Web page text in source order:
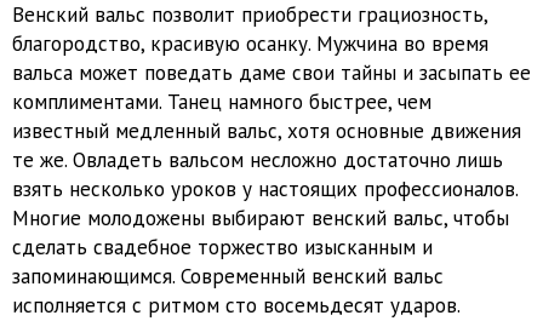
Венский вальс позволит приобрести грациозность,
благородство, красивую осанку. Мужчина во время
вальса может поведать даме свои тайны и засыпать ее
комплиментами. Танец намного быстрее, чем
известный медленный вальс, хотя основные движения
те же. Овладеть вальсом несложно достаточно лишь
взять несколько уроков у настоящих профессионалов.
Многие молодожены выбирают венский вальс, чтобы
сделать свадебное торжество изысканным и
запоминающимся. Современный венский вальс
исполняется с ритмом сто восемьдесят ударов.